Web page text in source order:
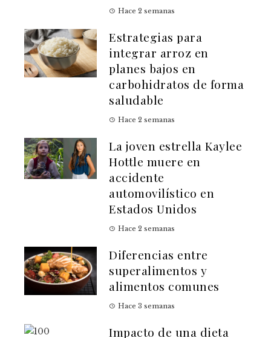
Hace 2 semanas
Estrategias para
integrar arroz en
planes bajos en
carbohidratos de forma
saludable
Hace 2 semanas
La joven estrella Kaylee
Hottle muere en
accidente
automovilístico en
Estados Unidos
Hace 2 semanas
Diferencias entre
superalimentos y
alimentos comunes
Hace 3 semanas
Impacto de una dieta